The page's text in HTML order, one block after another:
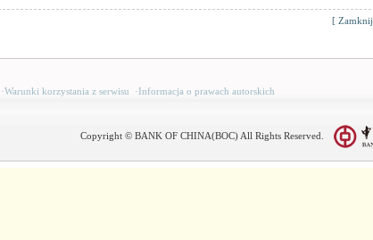
[ Zamknij
·Warunki korzystania z serwisu ·Informacja o prawach autorskich
Copyright © BANK OF CHINA(BOC) All Rights Reserved.